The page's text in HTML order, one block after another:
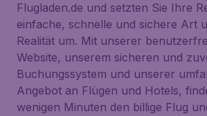
Flugladen.de und setzten Sie Ihre
einfache, schnelle und sichere Art
Realität um. Mit unserer
Website, unserem sicheren und
Buchungssystem und unserer
Angebot an Flügen und Hotels,
wenigen Minuten den billige Flug